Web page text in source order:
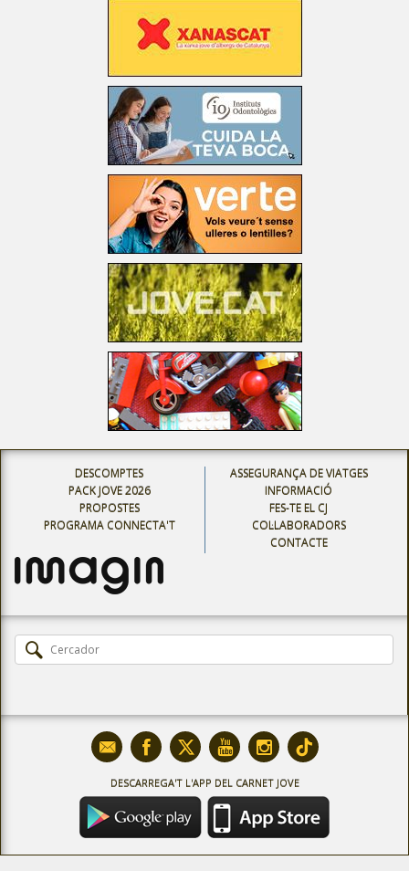
DESCOMPTES
PACK JOVE 2026
PROPOSTES
PROGRAMA CONNECTA'T
ASSEGURANÇA DE VIATGES
INFORMACIÓ
FES-TE EL CJ
COL·LABORADORS
CONTACTE
DESCARREGA'T L'APP DEL CARNET JOVE